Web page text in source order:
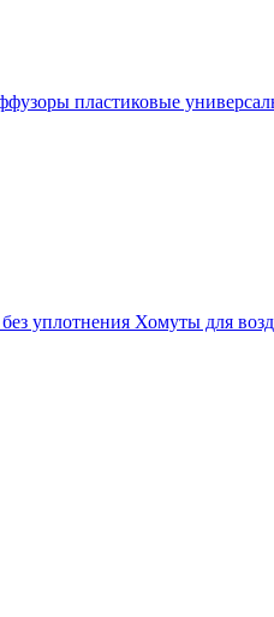
пластиковые
уплотнения Хомуты для